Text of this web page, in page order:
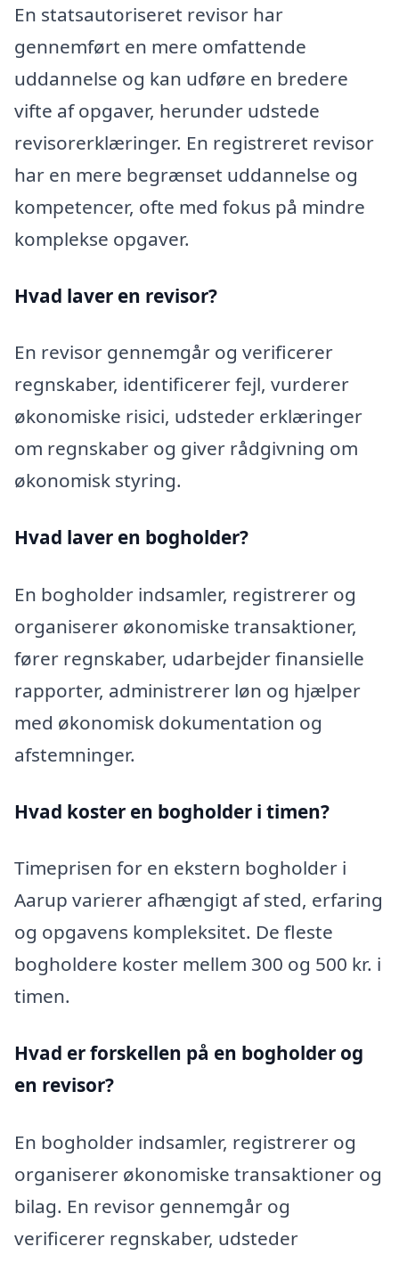
En statsautoriseret revisor har
gennemført en mere omfattende
uddannelse og kan udføre en bredere
vifte af opgaver, herunder udstede
revisorerklæringer. En registreret revisor
har en mere begrænset uddannelse og
kompetencer, ofte med fokus på mindre
komplekse opgaver.
Hvad laver en revisor?
En revisor gennemgår og verificerer
regnskaber, identificerer fejl, vurderer
økonomiske risici, udsteder erklæringer
om regnskaber og giver rådgivning om
økonomisk styring.
Hvad laver en bogholder?
En bogholder indsamler, registrerer og
organiserer økonomiske transaktioner,
fører regnskaber, udarbejder finansielle
rapporter, administrerer løn og hjælper
med økonomisk dokumentation og
afstemninger.
Hvad koster en bogholder i timen?
Timeprisen for en ekstern bogholder i
Aarup varierer afhængigt af sted, erfaring
og opgavens kompleksitet. De fleste
bogholdere koster mellem 300 og 500 kr. i
timen.
Hvad er forskellen på en bogholder og
en revisor?
En bogholder indsamler, registrerer og
organiserer økonomiske transaktioner og
bilag. En revisor gennemgår og
verificerer regnskaber, udsteder